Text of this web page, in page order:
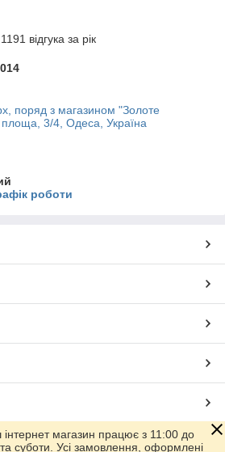
відгука за рік
поряд з магазином "Золоте
площа, 3/4, Одеса, Україна
роботи
Prom.ua
магазин працює з 11:00 до
та суботи. Усі замовлення, оформлені